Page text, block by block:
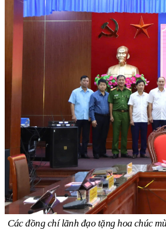
Các đồng chí lãnh đạo tặng hoa chúc